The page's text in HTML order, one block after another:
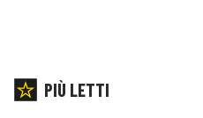
PIÙ LETTI